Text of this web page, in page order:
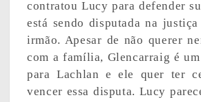
contratou Lucy para defender
está sendo disputada na
irmão. Apesar de não querer
com a família, Glencarraig é
para Lachlan e ele quer ter
vencer essa disputa. Lucy